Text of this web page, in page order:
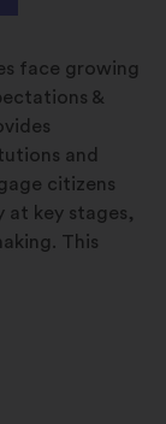
face growing
&
and
citizens
at key stages,
This